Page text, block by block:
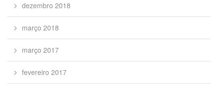
dezembro 2018
março 2018
março 2017
fevereiro 2017